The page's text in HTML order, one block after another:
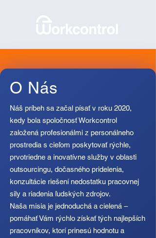
O Nás
Náš príbeh sa začal písať v roku 2020,
kedy bola spoločnosť Workcontrol
založená profesionálmi z personálneho
prostredia s cieľom poskytovať rýchle,
prvotriedne a inovatívne služby v oblasti
outsourcingu, dočasného pridelenia,
konzultácie riešení nedostatku pracovnej
sily a riadenia ľudských zdrojov.
Naša misia je jednoduchá a cielená –
pomáhať Vám rýchlo získať tých najlepších
pracovníkov, ktorí prinesú hodnotu a